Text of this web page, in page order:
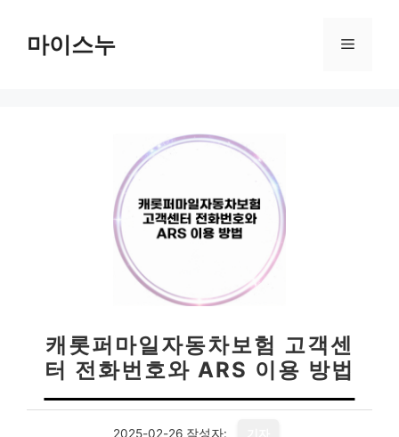
마이스누 메
캐롯퍼마일자동차보험 고객센
터 전화번호와 ARS 이용 방법
2025-02-26 작성자: